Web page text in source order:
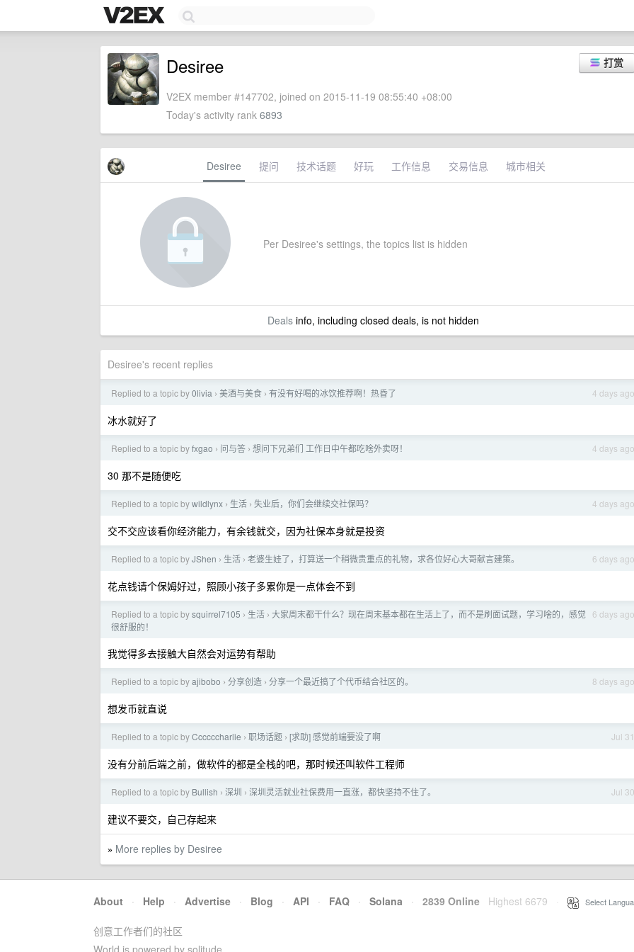
打赏
Desiree
V2EX member #147702, joined on 2015-11-19 08:55:40 +08:00
Today's activity rank 6893
Desiree 提问 技术话题 好玩 工作信息 交易信息 城市相关
Per Desiree's settings, the topics list is hidden
Dealsinfo, including closed deals, is not hidden
Desiree's recent replies
4 days ago
Replied to a topic by0livia › 美酒与美食 › 有没有好喝的冰饮推荐啊！热昏了
冰水就好了
4 days ago
Replied to a topic byfxgao › 问与答 › 想问下兄弟们 工作日中午都吃啥外卖呀！
30 那不是随便吃
4 days ago
Replied to a topic bywildlynx › 生活 › 失业后，你们会继续交社保吗？
交不交应该看你经济能力，有余钱就交，因为社保本身就是投资
6 days ago
Replied to a topic byJShen › 生活 › 老婆生娃了，打算送一个稍微贵重点的礼物，求各位好心大哥献言建策。
花点钱请个保姆好过，照顾小孩子多累你是一点体会不到
6 days ago
Replied to a topic bysquirrel7105 › 生活 › 大家周末都干什么？现在周末基本都在生活上了，而不是刷面试题，学习啥的，感觉
很舒服的！
我觉得多去接触大自然会对运势有帮助
8 days ago
Replied to a topic byajibobo › 分享创造 › 分享一个最近搞了个代币结合社区的。
想发币就直说
Jul 31
Replied to a topic byCcccccharlie › 职场话题 › [求助] 感觉前端要没了啊
没有分前后端之前，做软件的都是全栈的吧，那时候还叫软件工程师
Jul 30
Replied to a topic by Bullish › 深圳 › 深圳灵活就业社保费用一直涨，都快坚持不住了。
建议不要交，自己存起来
» More replies by Desiree
About · Help · Advertise · Blog · API · FAQ · Solana · 2839 Online Highest 6679 Select
创意工作者们的社区
World is powered by solitude